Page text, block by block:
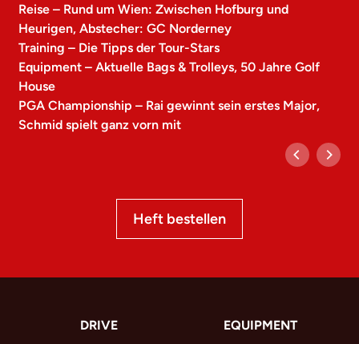
Reise – Rund um Wien: Zwischen Hofburg und
Heurigen, Abstecher: GC Norderney
Training – Die Tipps der Tour-Stars
Equipment – Aktuelle Bags & Trolleys, 50 Jahre Golf
House
PGA Championship – Rai gewinnt sein erstes Major,
Schmid spielt ganz vorn mit
Heft bestellen
DRIVE EQUIPMENT